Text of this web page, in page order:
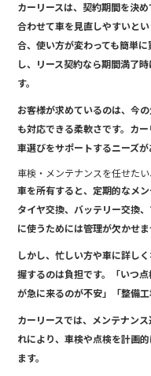
カーリースは、契約期間を決
合わせて車を見直しやすいと
合、使い方が変わっても簡単
し、リース契約なら期間満了
す。
お客様が求めているのは、今
も対応できる柔軟さです。カ
車選びをサポートするニーズが
車検・メンテナンスを任せた
車を所有すると、定期的なメ
タイヤ交換、バッテリー交換
に使うためには管理が欠かせま
しかし、忙しい方や車に詳し
握するのは負担です。「いつ
が急に来るのが不安」「整備
カーリースでは、メンテナン
れにより、車検や点検を計画
ます。